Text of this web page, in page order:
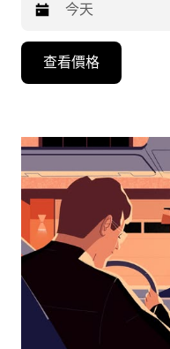
下
箭
鍵，
即
使
日
查看價格